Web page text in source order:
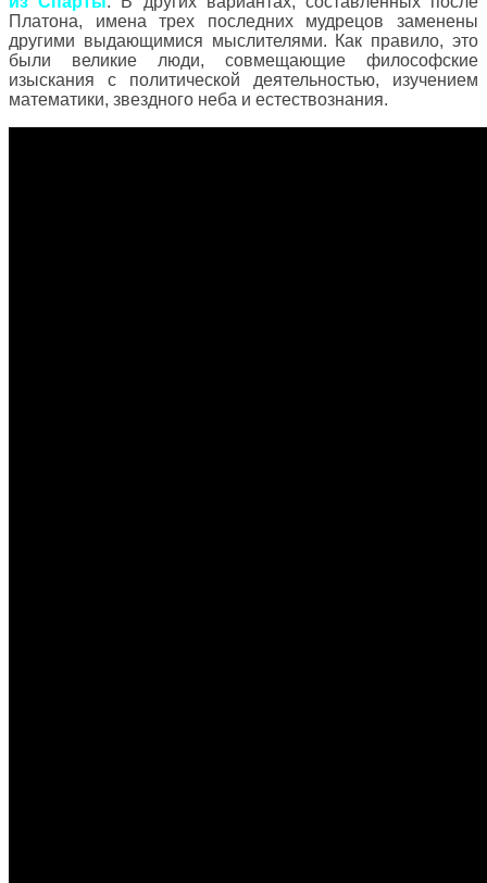
Платона, имена трех последних мудрецов заменены
другими выдающимися мыслителями. Как правило, это
были великие люди, совмещающие философские
изыскания с политической деятельностью, изучением
математики, звездного неба и естествознания.